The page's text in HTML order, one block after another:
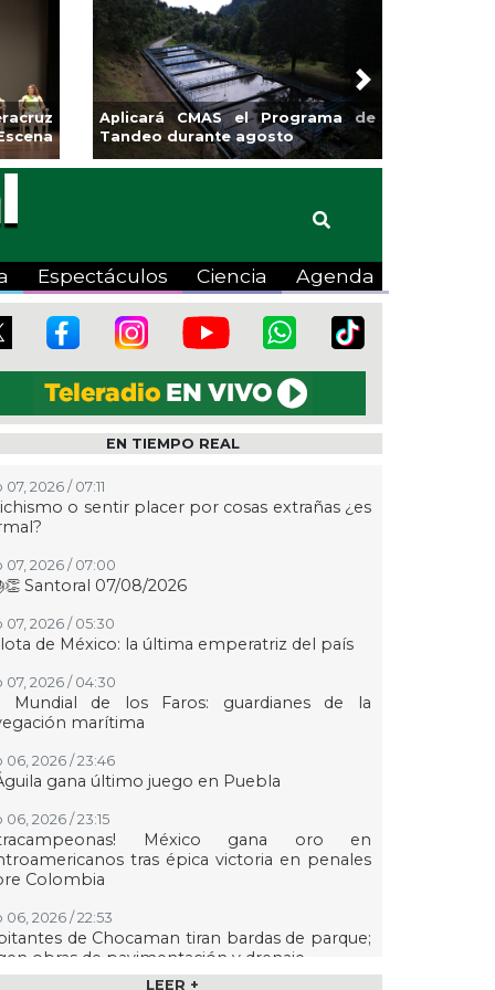
la
Continúa Coatza Vive el Verano
2026 con cine, actividades
lúdicas y expo
Next
Espectáculos Ciencia Agenda
EN TIEMPO REAL
2026 / 07:11
o sentir placer por cosas extrañas ¿es
07, 2026 / 07:00
Santoral 07/08/2026
07, 2026 / 05:30
de México: la última emperatriz del país
07, 2026 / 04:30
Mundial de los Faros: guardianes de la
marítima
06, 2026 / 23:46
gana último juego en Puebla
06, 2026 / 23:15
México gana oro en
tras épica victoria en penales
Colombia
06, 2026 / 22:53
de Chocaman tiran bardas de parque;
obras de pavimentación y drenaje
LEER +